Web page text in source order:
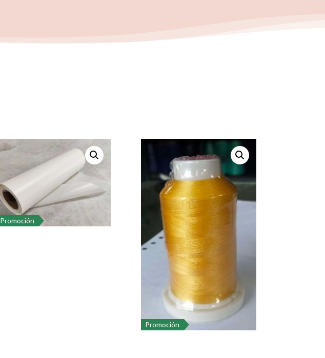
Promoción
Promoción